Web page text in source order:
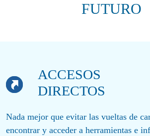
FUTURO
ACCESOS
DIRECTOS
Nada mejor que evitar las vueltas de
encontrar y acceder a herramientas e